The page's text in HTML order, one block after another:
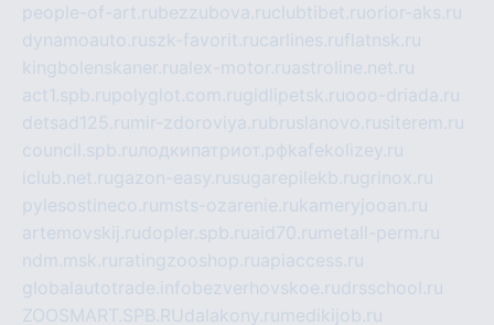
people-of-art.rubezzubova.ruclubtibet.ruorior-aks.ru
dynamoauto.ruszk-favorit.rucarlines.ruflatnsk.ru
kingbolenskaner.rualex-motor.ruastroline.net.ru
act1.spb.rupolyglot.com.rugidlipetsk.ruooo-driada.ru
detsad125.ru mir-zdoroviya.rubruslanovo.rusiterem.ru
council.spb.ruлодкипатриот.рфkafekolizey.ru
iclub.net.rugazon-easy.rusugarepilekb.rugrinox.ru
pylesostineco.ru msts-ozarenie.rukameryjooan.ru
artemovskij.rudopler.spb.ruaid70.ru metall-perm.ru
ndm.msk.ru ratingzooshop.ruapiaccess.ru
globalautotrade.info bezverhovskoe.rudrsschool.ru
ZOOSMART.SPB.RUdalakony.ru medikijob.ru